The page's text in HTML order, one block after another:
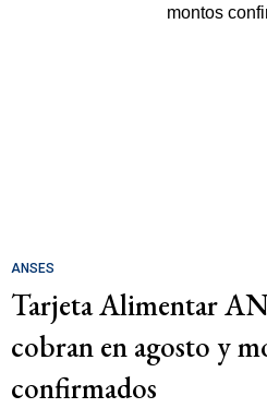
ANSES
Tarjeta Alimentar
cobran en agosto y
confirmados